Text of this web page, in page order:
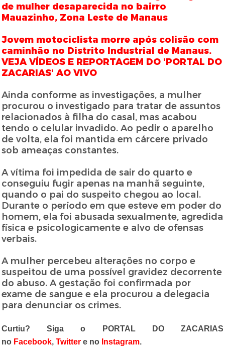
de mulher desaparecida no bairro
Mauazinho, Zona Leste de Manaus
Jovem motociclista morre após colisão com
caminhão no Distrito Industrial de Manaus.
VEJA VÍDEOS E REPORTAGEM DO 'PORTAL DO
ZACARIAS' AO VIVO
Ainda conforme as investigações, a mulher
procurou o investigado para tratar de assuntos
relacionados à filha do casal, mas acabou
tendo o celular invadido. Ao pedir o aparelho
de volta, ela foi mantida em cárcere privado
sob ameaças constantes.
A vítima foi impedida de sair do quarto e
conseguiu fugir apenas na manhã seguinte,
quando o pai do suspeito chegou ao local.
Durante o período em que esteve em poder do
homem, ela foi abusada sexualmente, agredida
física e psicologicamente e alvo de ofensas
verbais.
A mulher percebeu alterações no corpo e
suspeitou de uma possível gravidez decorrente
do abuso. A gestação foi confirmada por
exame de sangue e ela procurou a delegacia
para denunciar os crimes.
Curtiu? Siga o PORTAL DO ZACARIAS
no Facebook,Twitter e no Instagram.